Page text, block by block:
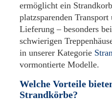
ermöglicht ein
platzsparenden
Lieferung – besonders
schwierigen
in unserer Kategorie
vormontierte Modelle.
Welche Vorteile
Strandkörbe?